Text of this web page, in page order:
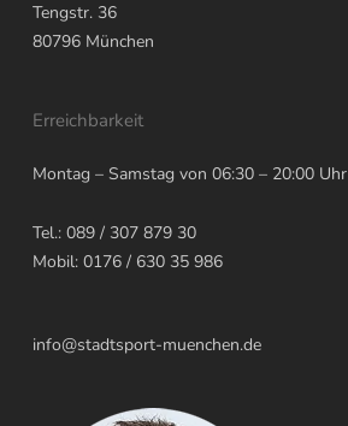
Tengstr. 36
80796 München
Erreichbarkeit
Montag – Samstag von 06:30 – 20:00 Uhr
Tel.: 089 / 307 879 30
Mobil: 0176 / 630 35 986
info@stadtsport-muenchen.de